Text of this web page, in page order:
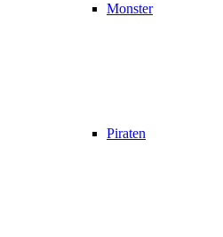
Monster
Piraten